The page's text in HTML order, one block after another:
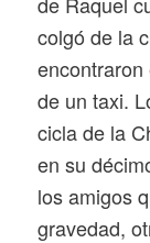
colgó de la
de un taxi.
cicla de la
en su
los amigos
gravedad,